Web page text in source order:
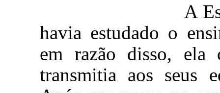
A Escola
havia estudado o
em razão disso, ela
transmitia aos seus